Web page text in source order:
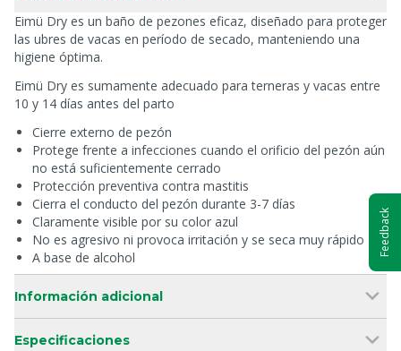
Eimü Dry es un baño de pezones eficaz, diseñado para proteger
las ubres de vacas en período de secado, manteniendo una
higiene óptima.
Eimü Dry es sumamente adecuado para terneras y vacas entre
10 y 14 días antes del parto
Cierre externo de pezón
Protege frente a infecciones cuando el orificio del pezón aún
no está suficientemente cerrado
Protección preventiva contra mastitis
Cierra el conducto del pezón durante 3-7 días
Claramente visible por su color azul
No es agresivo ni provoca irritación y se seca muy rápido
A base de alcohol
Información adicional
Especificaciones
Feedback